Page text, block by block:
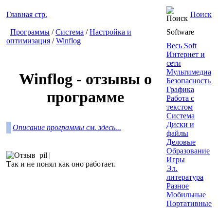
Главная стр. Поиск
Программы /Система /Настройка и
оптимизация /Winflog
Winflog - отзывы о
программе
Описание программы см. здесь...
pil |
Так и не понял как оно работает.
Software
Весь Soft
Интернет и
сети
Мультимедиа
Безопасность
Графика
Работа с
текстом
Система
Диски и
файлы
Деловые
Образование
Игры
Эл.
литература
Разное
Мобильные
Портативные